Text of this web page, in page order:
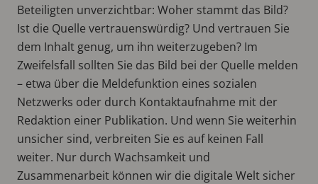
Beteiligten unverzichtbar: Woher stammt das Bild?
Ist die Quelle vertrauenswürdig? Und vertrauen Sie
dem Inhalt genug, um ihn weiterzugeben? Im
Zweifelsfall sollten Sie das Bild bei der Quelle melden
– etwa über die Meldefunktion eines sozialen
Netzwerks oder durch Kontaktaufnahme mit der
Redaktion einer Publikation. Und wenn Sie weiterhin
unsicher sind, verbreiten Sie es auf keinen Fall
weiter. Nur durch Wachsamkeit und
Zusammenarbeit können wir die digitale Welt sicher